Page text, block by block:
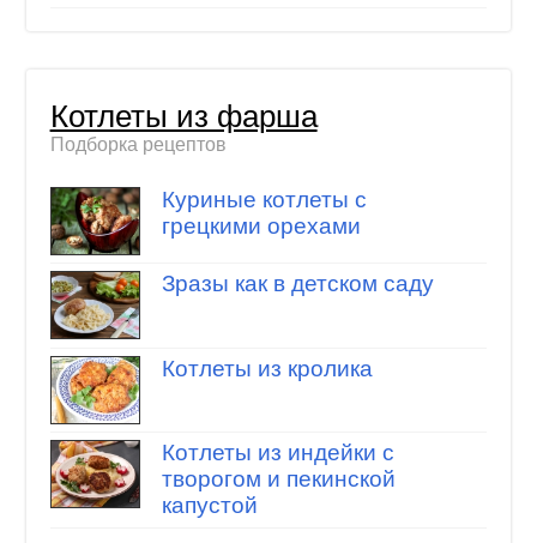
Котлеты из фарша
Подборка рецептов
Куриные котлеты с
грецкими орехами
Зразы как в детском саду
Котлеты из кролика
Котлеты из индейки с
творогом и пекинской
капустой